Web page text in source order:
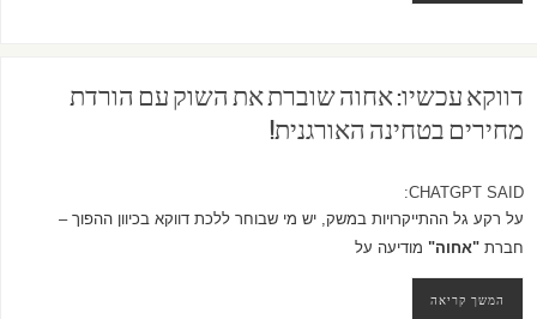
דווקא עכשיו: אחוה שוברת את השוק עם הורדת
מחירים בטחינה האורגנית!
CHATGPT SAID:
על רקע גל ההתייקרויות במשק, יש מי שבוחר ללכת דווקא בכיוון ההפוך –
חברת "אחוה" מודיעה על
המשך קריאה